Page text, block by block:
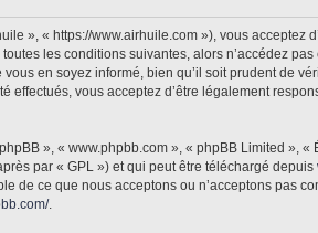
», « https://www.airhuile.com »), vous acceptez
les conditions suivantes, alors n’accédez pas
en soyez informé, bien qu’il soit prudent de
effectués, vous acceptez d’être légalement
», « www.phpbb.com », « phpBB Limited », «
par « GPL ») et qui peut être téléchargé depuis
de ce que nous acceptons ou n’acceptons pas
.